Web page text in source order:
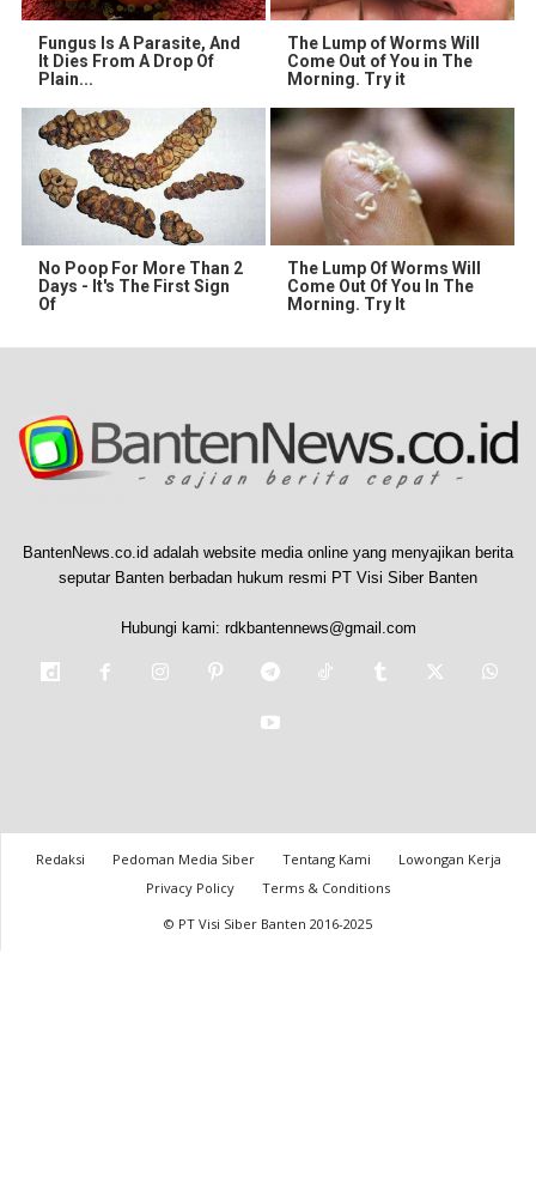
Fungus Is A Parasite, And
It Dies From A Drop Of
Plain...
The Lump of Worms Will
Come Out of You in The
Morning. Try it
No Poop For More Than 2
Days - It's The First Sign
Of
The Lump Of Worms Will
Come Out Of You In The
Morning. Try It
BantenNews.co.id adalah website media online yang menyajikan berita
seputar Banten berbadan hukum resmi PT Visi Siber Banten
Hubungi kami: rdkbantennews@gmail.com
Redaksi Pedoman Media Siber Tentang Kami
Lowongan Kerja
Privacy Policy
Terms & Conditions
© PT Visi Siber Banten 2016-2025